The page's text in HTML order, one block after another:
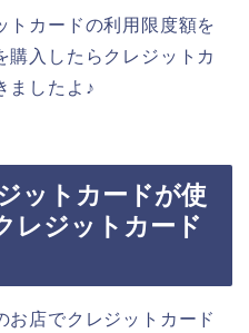
トカードの利用限度額を
購入したらクレジットカ
ましたよ♪
ットカードが使
レジットカード
お店でクレジットカード